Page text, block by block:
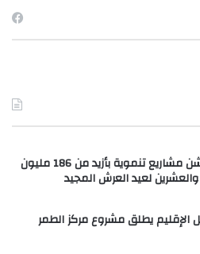
عامل إقليم صفرو يطلق ويدشن مشاريع تنموية بأزيد من 186 مليون
لعيد العرش المجيد
الإقليم يطلق مشروع مركز الطمر